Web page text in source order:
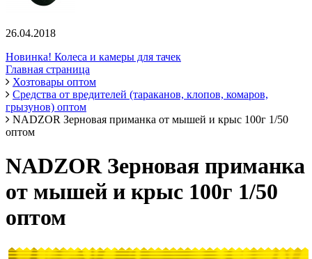
26.04.2018
Новинка! Колеса и камеры для тачек
Главная страница
Хозтовары оптом
Средства от вредителей (тараканов, клопов, комаров,
грызунов) оптом
NADZOR Зерновая приманка от мышей и крыс 100г 1/50
оптом
NADZOR Зерновая приманка
от мышей и крыс 100г 1/50
оптом